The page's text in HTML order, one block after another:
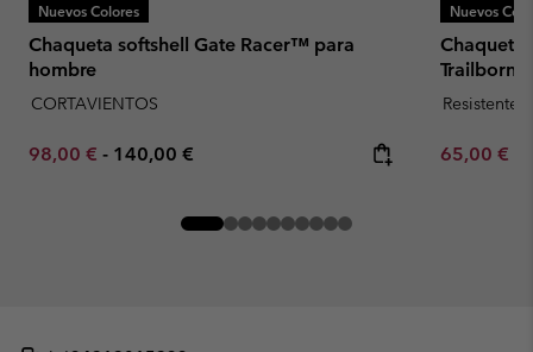
Nuevos Colores
Chaqueta softshell Gate Racer™ para
hombre
CORTAVIENTOS
Minimum sale price:
98,00 € - Maximum price:
140,00 €
Nuevos
Chaqueta
Resistente
Minimum
65,00 €